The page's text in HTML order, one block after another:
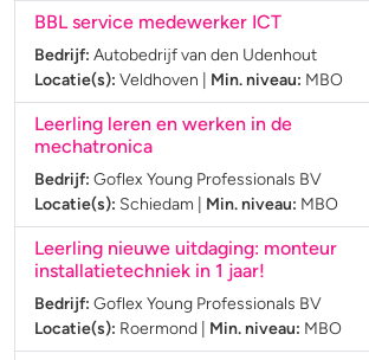
BBL service medewerker ICT
Bedrijf: Autobedrijf van den Udenhout
Locatie(s): Veldhoven Min. niveau: MBO
Leerling leren en werken in de
mechatronica
Bedrijf: Goflex Young Professionals BV
Locatie(s): Schiedam Min. niveau: MBO
Leerling nieuwe uitdaging: monteur
installatietechniek in 1 jaar!
Bedrijf: Goflex Young Professionals BV
Locatie(s): Roermond Min. niveau: MBO